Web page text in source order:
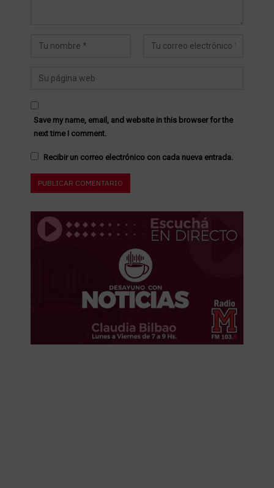
Save my name, email, and website in this browser for the
next time I comment.
Recibir un correo electrónico con cada nueva entrada.